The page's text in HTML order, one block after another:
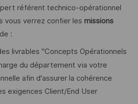
référent technico-opérationnel
vous verrez confier les missions
:
livrables "Concepts Opérationnels
du département via votre
afin d'assurer la cohérence
exigences Client/End User